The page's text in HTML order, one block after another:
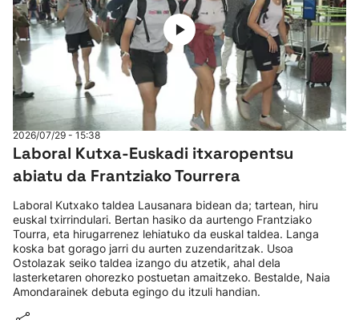
2026/07/29 - 15:38
Laboral Kutxa-Euskadi itxaropentsu
abiatu da Frantziako Tourrera
Laboral Kutxako taldea Lausanara bidean da; tartean, hiru
euskal txirrindulari. Bertan hasiko da aurtengo Frantziako
Tourra, eta hirugarrenez lehiatuko da euskal taldea. Langa
koska bat gorago jarri du aurten zuzendaritzak. Usoa
Ostolazak seiko taldea izango du atzetik, ahal dela
lasterketaren ohorezko postuetan amaitzeko. Bestalde, Naia
Amondarainek debuta egingo du itzuli handian.